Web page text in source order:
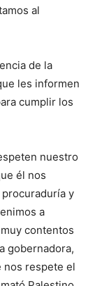
al
de la
les informen
cumplir los
nuestro
él nos
y
a
contentos
gobernadora,
nos respete el